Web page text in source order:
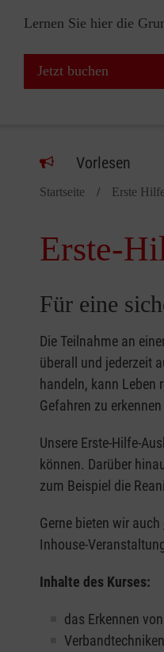
Lernen Sie hier die
Jetzt buchen
Vorlesen
Startseite Erste Hilfe
Erste-
Für eine
Die Teilnahme an
überall und jederzeit
handeln, kann Leben
Gefahren zu
Unsere Erste-Hilfe-
können. Darüber
zum Beispiel die
Gerne bieten wir auch
Inhouse-
Inhalte des Kurses:
das Erkennen